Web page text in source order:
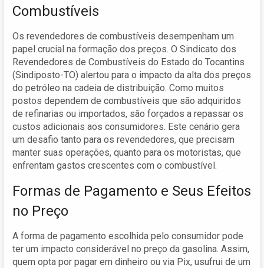
Combustíveis
Os revendedores de combustíveis desempenham um
papel crucial na formação dos preços. O Sindicato dos
Revendedores de Combustíveis do Estado do Tocantins
(Sindiposto-TO) alertou para o impacto da alta dos preços
do petróleo na cadeia de distribuição. Como muitos
postos dependem de combustíveis que são adquiridos
de refinarias ou importados, são forçados a repassar os
custos adicionais aos consumidores. Este cenário gera
um desafio tanto para os revendedores, que precisam
manter suas operações, quanto para os motoristas, que
enfrentam gastos crescentes com o combustível.
Formas de Pagamento e Seus Efeitos
no Preço
A forma de pagamento escolhida pelo consumidor pode
ter um impacto considerável no preço da gasolina. Assim,
quem opta por pagar em dinheiro ou via Pix, usufrui de um